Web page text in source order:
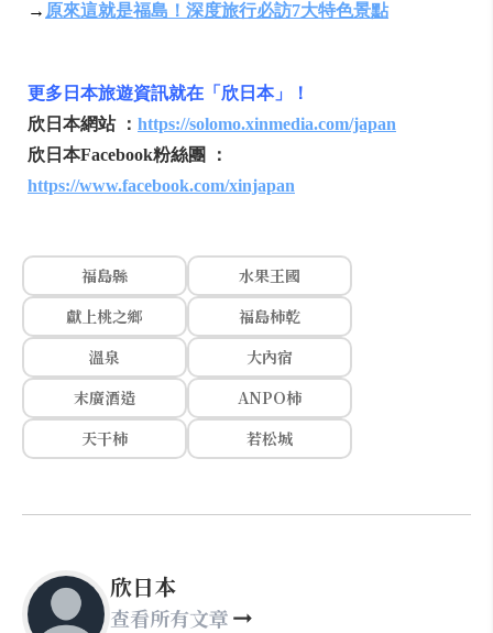
→ 原來這就是福島！深度旅行必訪7大特色景點
更多日本旅遊資訊就在「欣日本」！
欣日本網站 ： https://solomo.xinmedia.com/japan
欣日本Facebook粉絲團 ：
https://www.facebook.com/xinjapan
福島縣
水果王國
獻上桃之鄉
福島柿乾
溫泉
大內宿
末廣酒造
ANPO柿
天干柿
若松城
欣日本
查看所有文章